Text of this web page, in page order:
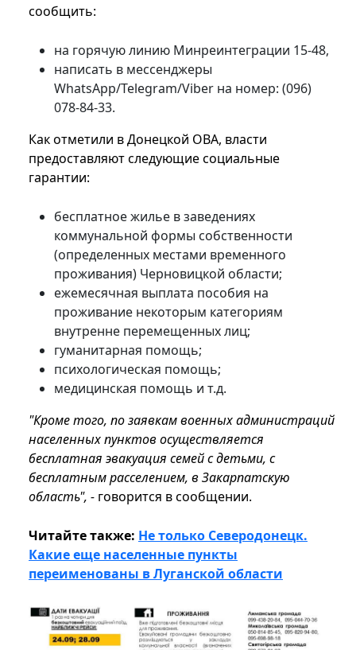
сообщить:
на горячую линию Минреинтеграции 15-48,
написать в мессенджеры
WhatsApp/Telegram/Viber на номер: (096)
078-84-33.
Как отметили в Донецкой ОВА, власти
предоставляют следующие социальные
гарантии:
бесплатное жилье в заведениях
коммунальной формы собственности
(определенных местами временного
проживания) Черновицкой области;
ежемесячная выплата пособия на
проживание некоторым категориям
внутренне перемещенных лиц;
гуманитарная помощь;
психологическая помощь;
медицинская помощь и т.д.
"Кроме того, по заявкам военных администраций
населенных пунктов осуществляется
бесплатная эвакуация семей с детьми, с
бесплатным расселением, в Закарпатскую
область", - говорится в сообщении.
Читайте также: Не только Северодонецк.
Какие еще населенные пункты
переименованы в Луганской области